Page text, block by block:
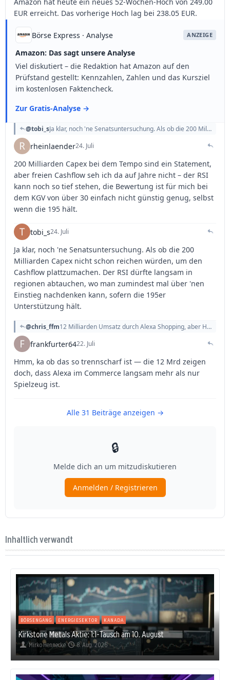
Inhaltlich verwandt
BÖRSENGANG ENERGIESEKTOR KANADA
Kirkstone Metals Aktie: 1:1-Tausch am 10. August
Mirko Hennecke 8. Aug. 2026